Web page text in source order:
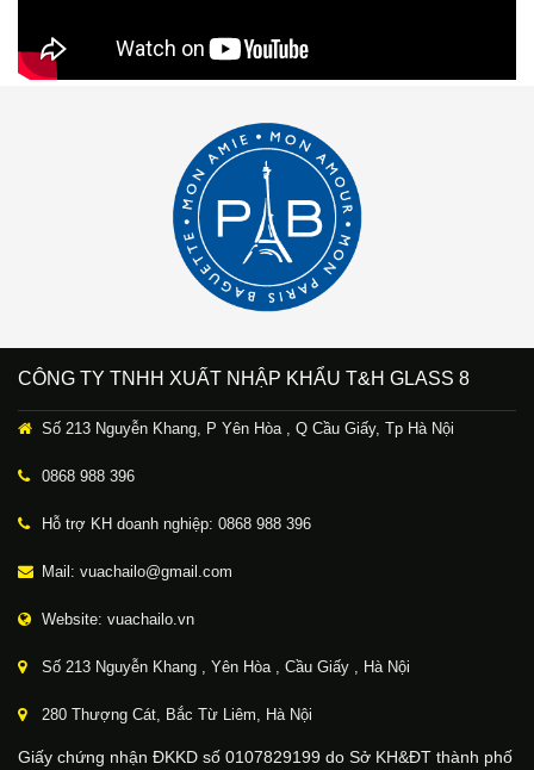
CÔNG TY TNHH XUẤT NHẬP KHẨU T&H GLASS 8
Số 213 Nguyễn Khang, P Yên Hòa , Q Cầu Giấy, Tp Hà Nội
0868 988 396
Hỗ trợ KH doanh nghiệp: 0868 988 396
Mail: vuachailo@gmail.com
Website: vuachailo.vn
Số 213 Nguyễn Khang , Yên Hòa , Cầu Giấy , Hà Nội
280 Thượng Cát, Bắc Từ Liêm, Hà Nội
Giấy chứng nhận ĐKKD số 0107829199 do Sở KH&ĐT thành phố